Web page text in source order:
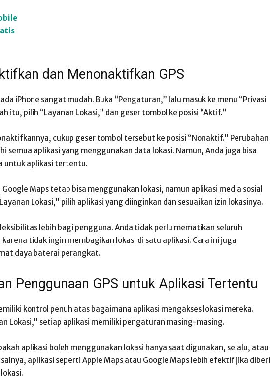
dan Menonaktifkan GPS
iPhone sangat mudah. Buka “Pengaturan,” lalu masuk ke menu “Privasi
itu, pilih “Layanan Lokasi,” dan geser tombol ke posisi “Aktif.”
cukup geser tombol tersebut ke posisi “Nonaktif.” Perubahan
semua aplikasi yang menggunakan data lokasi. Namun, Anda juga bisa
untuk aplikasi tertentu.
Maps tetap bisa menggunakan lokasi, namun aplikasi media sosial
Lokasi,” pilih aplikasi yang diinginkan dan sesuaikan izin lokasinya.
lebih bagi pengguna. Anda tidak perlu mematikan seluruh
karena tidak ingin membagikan lokasi di satu aplikasi. Cara ini juga
daya baterai perangkat.
Penggunaan GPS untuk Aplikasi Tertentu
kontrol penuh atas bagaimana aplikasi mengakses lokasi mereka.
Lokasi,” setiap aplikasi memiliki pengaturan masing-masing.
aplikasi boleh menggunakan lokasi hanya saat digunakan, selalu, atau
aplikasi seperti Apple Maps atau Google Maps lebih efektif jika diberi